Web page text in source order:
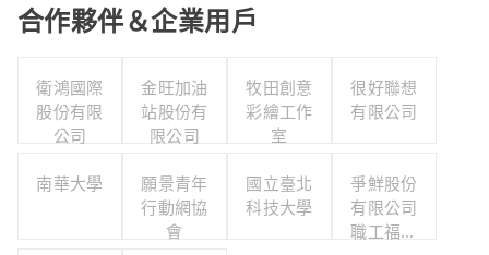
合作夥伴＆企業用戶
衛鴻國際
股份有限
公司
金旺加油
站股份有
限公司
牧田創意
彩繪工作
室
很好聯想
有限公司
南華大學
願景青年
行動網協
會
國立臺北
科技大學
爭鮮股份
有限公司
職工福利